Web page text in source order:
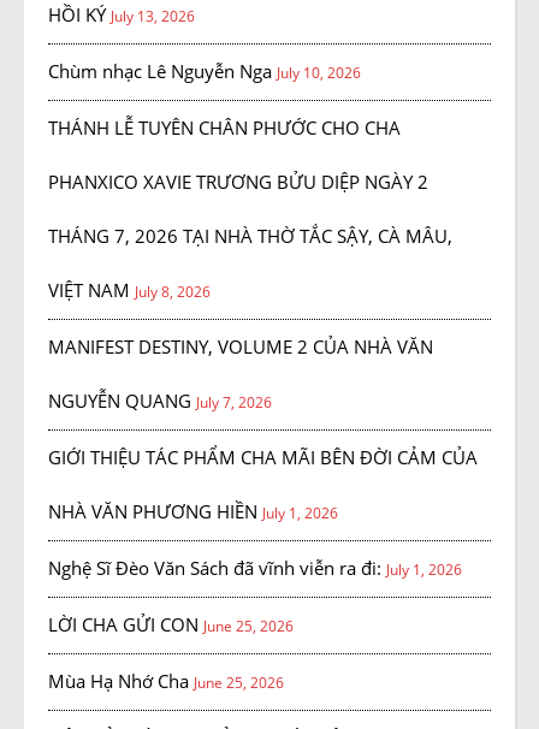
HỒI KÝ July 13, 2026
Chùm nhạc Lê Nguyễn Nga July 10, 2026
THÁNH LỄ TUYÊN CHÂN PHƯỚC CHO CHA
PHANXICO XAVIE TRƯƠNG BỬU DIỆP NGÀY 2
THÁNG 7, 2026 TẠI NHÀ THỜ TẮC SẬY, CÀ MÂU,
VIỆT NAM July 8, 2026
MANIFEST DESTINY, VOLUME 2 CỦA NHÀ VĂN
NGUYỄN QUANG July 7, 2026
GIỚI THIỆU TÁC PHẨM CHA MÃI BÊN ĐỜI CẢM CỦA
NHÀ VĂN PHƯƠNG HIỀN July 1, 2026
Nghệ Sĩ Đèo Văn Sách đã vĩnh viễn ra đi: July 1, 2026
LỜI CHA GỬI CON June 25, 2026
Mùa Hạ Nhớ Cha June 25, 2026